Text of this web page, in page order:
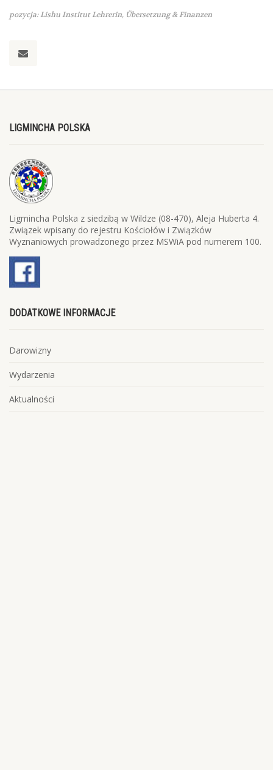
pozycja: Lishu Institut Lehrerin, Übersetzung & Finanzen
LIGMINCHA POLSKA
Ligmincha Polska z siedzibą w Wildze (08-470), Aleja Huberta 4.
Związek wpisany do rejestru Kościołów i Związków
Wyznaniowych prowadzonego przez MSWiA pod numerem 100.
DODATKOWE INFORMACJE
Darowizny
Wydarzenia
Aktualności